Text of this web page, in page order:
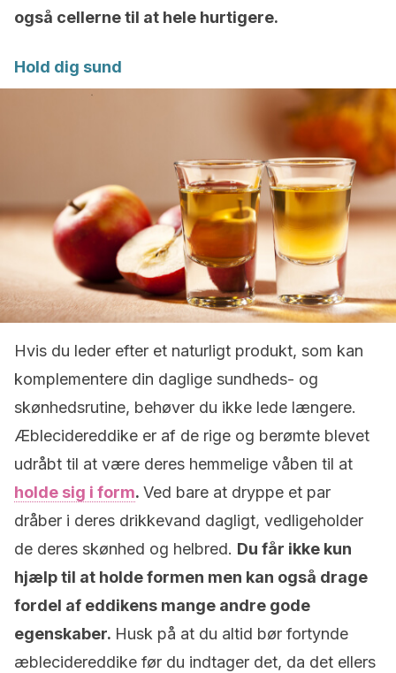
også cellerne til at hele hurtigere.
Hold dig sund
Hvis du leder efter et naturligt produkt, som kan
komplementere din daglige sundheds- og
skønhedsrutine, behøver du ikke lede længere.
Æblecidereddike er af de rige og berømte blevet
udråbt til at være deres hemmelige våben til at
holde sig i form. Ved bare at dryppe et par
dråber i deres drikkevand dagligt, vedligeholder
de deres skønhed og helbred. Du får ikke kun
hjælp til at holde formen men kan også drage
fordel af eddikens mange andre gode
egenskaber. Husk på at du altid bør fortynde
æblecidereddike før du indtager det, da det ellers